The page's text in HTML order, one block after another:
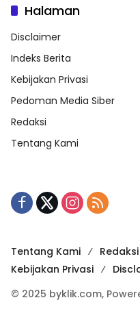
Halaman
Disclaimer
Indeks Berita
Kebijakan Privasi
Pedoman Media Siber
Redaksi
Tentang Kami
Tentang Kami Redaksi
Kebijakan Privasi
© 2025 byklik.com,